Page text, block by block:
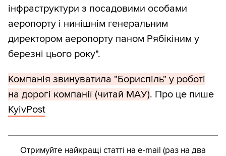
інфраструктури з посадовими особами
аеропорту і нинішнім генеральним
директором аеропорту паном Рябікіним у
березні цього року".
Компанія звинуватила "Бориспіль" у роботі
на дорогі компанії (читай МАУ). Про це пише
KyivPost
Отримуйте найкращі статті на e-mail (раз на два